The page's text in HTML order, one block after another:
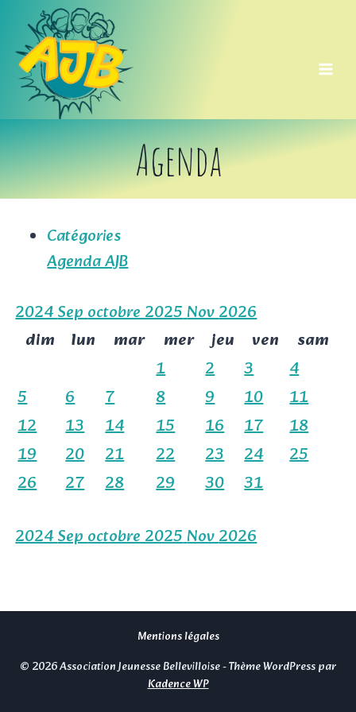
contenu
Agenda
Catégories
Agenda AJB
2024Sepoctobre 2025Nov2026
dim
lun mar mer jeu ven
sam
1
2 3
4
5
6 7 8 9 10
11
12
13 14 15 16 17
18
19
20 21 22 23 24
25
26
27 28 29 30
31
2024Sepoctobre 2025Nov2026
Mentions légales
© 2026 Association Jeunesse Bellevilloise - Thème WordPress par
Kadence WP